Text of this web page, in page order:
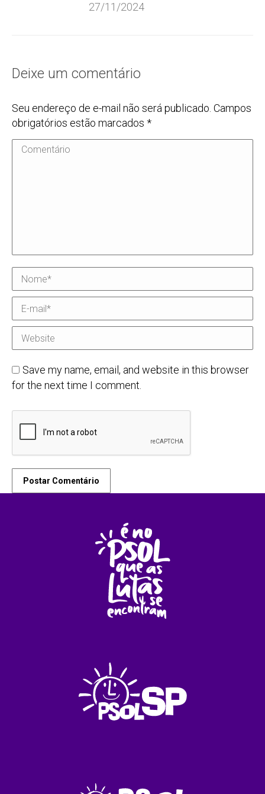
27/11/2024
Deixe um comentário
Seu endereço de e-mail não será publicado. Campos
obrigatórios estão marcados *
Comentário
Nome *
E-mail *
Website
Save my name, email, and website in this browser
for the next time I comment.
Postar Comentário